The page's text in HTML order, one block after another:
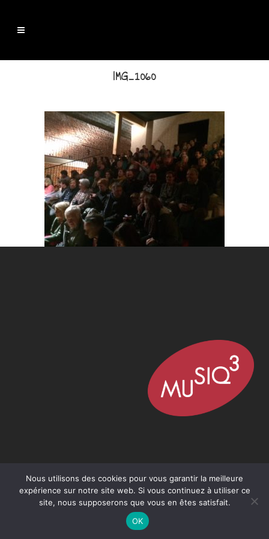
IMG_1060
Nous utilisons des cookies pour vous garantir la meilleure
expérience sur notre site web. Si vous continuez à utiliser ce
site, nous supposerons que vous en êtes satisfait.
OK